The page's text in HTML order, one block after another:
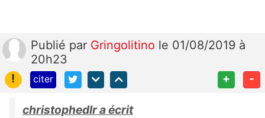
Publié par Gringolitino le 01/08/2019 à
20h23
!
citer + -
christophedlr a écrit